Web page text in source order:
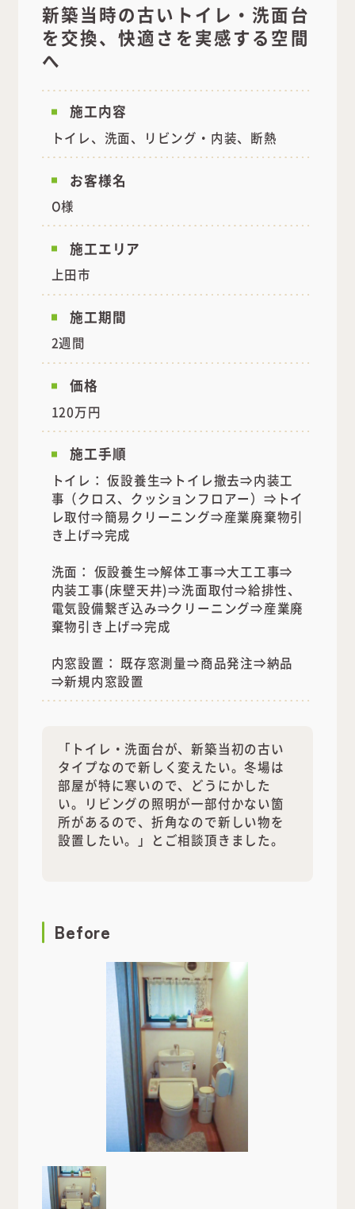
新築当時の古いトイレ・洗面台
を交換、快適さを実感する空間
へ
施工内容
トイレ、洗面、リビング・内装、断熱
お客様名
O様
施工エリア
上田市
施工期間
2週間
価格
120万円
施工手順
トイレ： 仮設養生⇒トイレ撤去⇒内装工
事（クロス、クッションフロアー）⇒トイ
レ取付⇒簡易クリーニング⇒産業廃棄物引
き上げ⇒完成
洗面： 仮設養生⇒解体工事⇒大工工事⇒
内装工事(床壁天井)⇒洗面取付⇒給排性、
電気設備繋ぎ込み⇒クリーニング⇒産業廃
棄物引き上げ⇒完成
内窓設置： 既存窓測量⇒商品発注⇒納品
⇒新規内窓設置
「トイレ・洗面台が、新築当初の古い
タイプなので新しく変えたい。冬場は
部屋が特に寒いので、どうにかした
い。リビングの照明が一部付かない箇
所があるので、折角なので新しい物を
設置したい。」とご相談頂きました。
Before